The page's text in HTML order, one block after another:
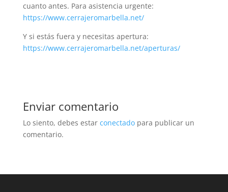
cuanto antes. Para asistencia urgente:
https://www.cerrajeromarbella.net/
Y si estás fuera y necesitas apertura:
https://www.cerrajeromarbella.net/aperturas/
Enviar comentario
Lo siento, debes estar conectadopara publicar un
comentario.